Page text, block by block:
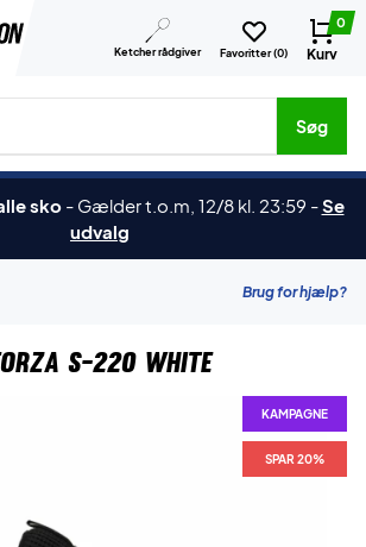
Ketcher rådgiver Favoritter (0)
0
Kurv
produkter, mærker etc.
Søg
sko - Gælder t.o.m, 12/8 kl. 23:59 -Se
udvalg
Brug for hjælp?
S-220 White
KAMPAGNE
SPAR 20%
KAMPAGNE
SPAR 20%
KAMPAGNE
SPAR 20%
KAMPAGNE
SPAR 20%
KAMPAGNE
SPAR 20%
KAMPAGNE
SPAR 20%
KAMPAGNE
SPAR 20%